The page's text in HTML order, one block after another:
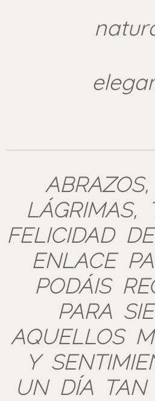
LÁGRIMAS,
FELICIDAD
ENLACE
PODÁIS
PARA
AQUELLOS
Y
UN DÍA TAN